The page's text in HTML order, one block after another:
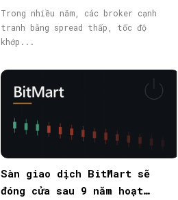
Trong nhiều năm, các broker cạnh
tranh bằng spread thấp, tốc độ
khớp...
Sàn giao dịch BitMart sẽ
đóng cửa sau 9 năm hoạt